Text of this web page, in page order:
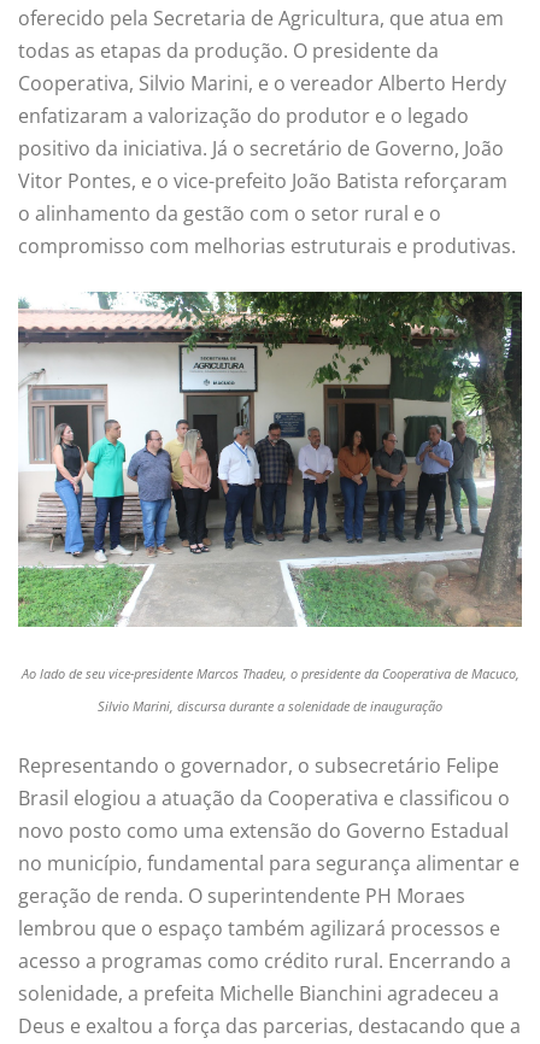
oferecido pela Secretaria de Agricultura, que atua em
todas as etapas da produção. O presidente da
Cooperativa, Silvio Marini, e o vereador Alberto Herdy
enfatizaram a valorização do produtor e o legado
positivo da iniciativa. Já o secretário de Governo, João
Vitor Pontes, e o vice-prefeito João Batista reforçaram
o alinhamento da gestão com o setor rural e o
compromisso com melhorias estruturais e produtivas.
Ao lado de seu vice-presidente Marcos Thadeu, o presidente da Cooperativa de Macuco,
Silvio Marini, discursa durante a solenidade de inauguração
Representando o governador, o subsecretário Felipe
Brasil elogiou a atuação da Cooperativa e classificou o
novo posto como uma extensão do Governo Estadual
no município, fundamental para segurança alimentar e
geração de renda. O superintendente PH Moraes
lembrou que o espaço também agilizará processos e
acesso a programas como crédito rural. Encerrando a
solenidade, a prefeita Michelle Bianchini agradeceu a
Deus e exaltou a força das parcerias, destacando que a